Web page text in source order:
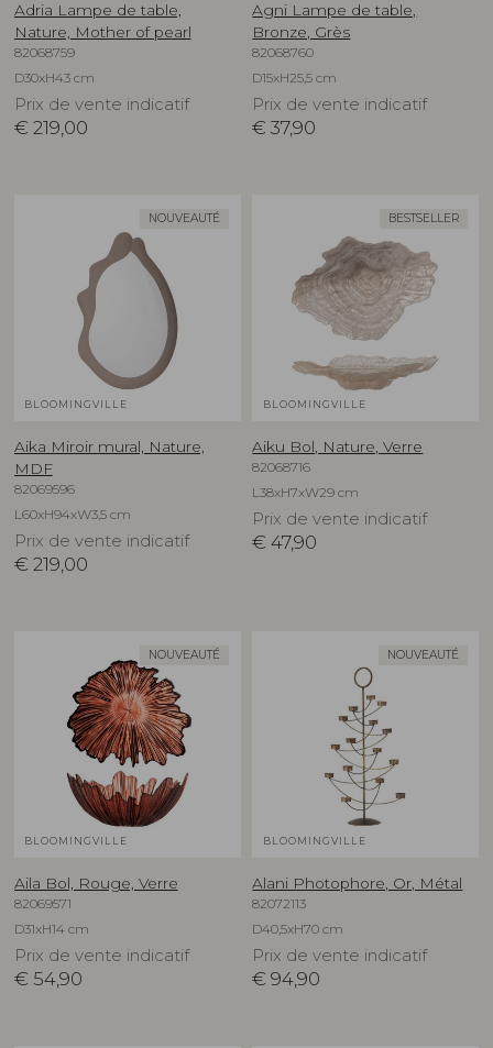
Adria Lampe de table,
Nature, Mother of pearl
82068759
D30xH43 cm
Prix de vente indicatif
€ 219,00
Agni Lampe de table,
Bronze, Grès
82068760
D15xH25,5 cm
Prix de vente indicatif
€ 37,90
NOUVEAUTÉ
BLOOMINGVILLE
Aika Miroir mural, Nature,
MDF
82069596
L60xH94xW3,5 cm
Prix de vente indicatif
€ 219,00
BESTSELLER
BLOOMINGVILLE
Aiku Bol, Nature, Verre
82068716
L38xH7xW29 cm
Prix de vente indicatif
€ 47,90
NOUVEAUTÉ
BLOOMINGVILLE
Aila Bol, Rouge, Verre
82069571
D31xH14 cm
Prix de vente indicatif
€ 54,90
NOUVEAUTÉ
BLOOMINGVILLE
Alani Photophore, Or, Métal
82072113
D40,5xH70 cm
Prix de vente indicatif
€ 94,90